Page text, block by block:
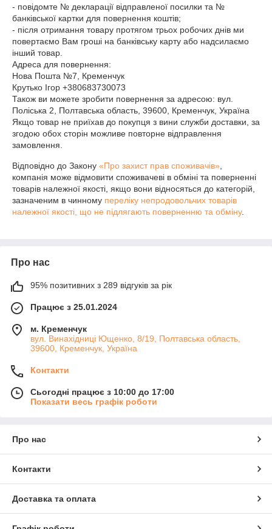
- повідомте № декларації відправленої посилки та №
банківської картки для повернення коштів;
- після отримання товару протягом трьох робочих днів ми
повертаємо Вам гроші на банківську карту або надсилаємо
інший товар.
Адреса для повернення:
Нова Пошта №7, Кременчук
Крутько Ігор +380683730073
Також ви можете зробити повернення за адресою: вул.
Поліська 2, Полтавська область, 39600, Кременчук, Україна
Якщо товар не приїхав до покупця з вини служби доставки, за
згодою обох сторін можливе повторне відправлення
замовлення.
Відповідно до Закону «Про захист прав споживачів»
компанія може відмовити споживачеві в обміні та поверненні
товарів належної якості, якщо вони відносяться до категорій,
зазначеним в чинному переліку непродовольчих товарів
належної якості, що не підлягають поверненню та обміну.
Про нас
95% позитивних з 289 відгуків за рік
Працює з 25.01.2024
м. Кременчук
вул. Винахідниці Ющенко, 8/19, Полтавська область,
39600, Кременчук, Україна
Контакти
Сьогодні працює з 10:00 до 17:00
Показати весь графік роботи
Про нас
Контакти
Доставка та оплата